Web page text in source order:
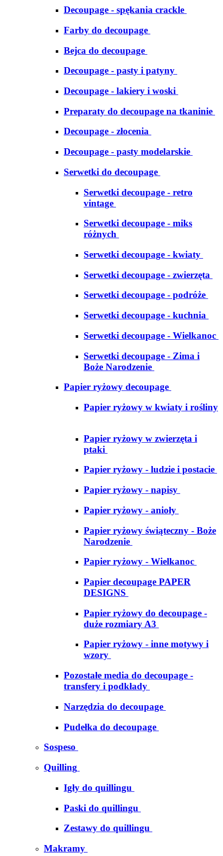
Decoupage - spękania crackle
Farby do decoupage
Bejca do decoupage
Decoupage - pasty i patyny
Decoupage - lakiery i woski
Preparaty do decoupage na tkaninie
Decoupage - złocenia
Decoupage - pasty modelarskie
Serwetki do decoupage
Serwetki decoupage - retro
vintage
Serwetki decoupage - miks
różnych
Serwetki decoupage - kwiaty
Serwetki decoupage - zwierzęta
Serwetki decoupage - podróże
Serwetki decoupage - kuchnia
Serwetki decoupage - Wielkanoc
Serwetki decoupage - Zima i
Boże Narodzenie
Papier ryżowy decoupage
Papier ryżowy w kwiaty i rośliny
Papier ryżowy w zwierzęta i
ptaki
Papier ryżowy - ludzie i postacie
Papier ryżowy - napisy
Papier ryżowy - anioły
Papier ryżowy świąteczny - Boże
Narodzenie
Papier ryżowy - Wielkanoc
Papier decoupage PAPER
DESIGNS
Papier ryżowy do decoupage -
duże rozmiary A3
Papier ryżowy - inne motywy i
wzory
Pozostałe media do decoupage -
transfery i podkłady
Narzędzia do decoupage
Pudełka do decoupage
Sospeso
Quilling
Igły do quillingu
Paski do quillingu
Zestawy do quillingu
Makramy